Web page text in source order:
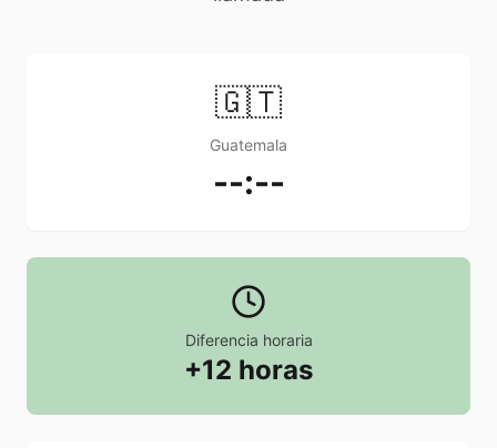
🇬🇹
Guatemala
--:--
Diferencia horaria
+12 horas